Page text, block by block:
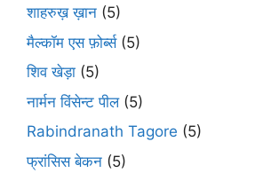
शाहरुख़ ख़ान (5)
मैल्कॉम एस फ़ोर्ब्स(5)
शिव खेड़ा (5)
नार्मन विंसेन्ट पील(5)
Rabindranath Tagore (5)
फ्रांसिस बेकन (5)